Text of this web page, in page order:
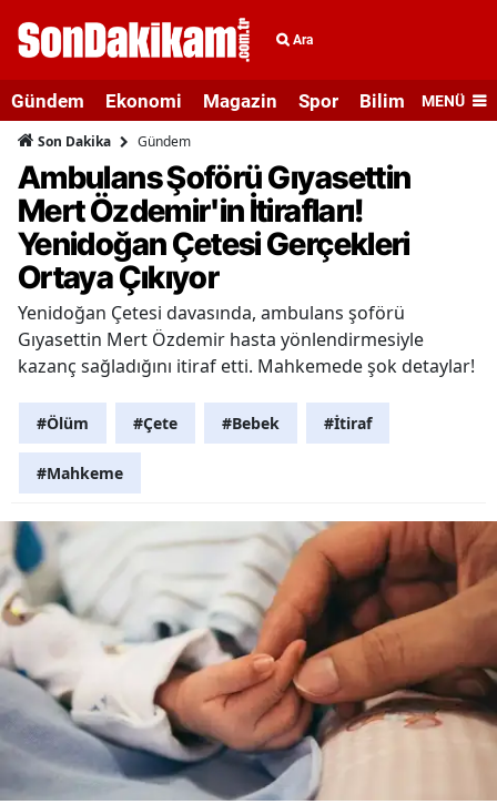
Ara
Gündem Ekonomi Magazin Spor Bilim veMENÜ
Son Dakika Gündem
Ambulans Şoförü Gıyasettin
Mert Özdemir'in İtirafları!
Yenidoğan Çetesi Gerçekleri
Ortaya Çıkıyor
Yenidoğan Çetesi davasında, ambulans şoförü
Gıyasettin Mert Özdemir hasta yönlendirmesiyle
kazanç sağladığını itiraf etti. Mahkemede şok detaylar!
#Ölüm #Çete #Bebek #İtiraf
#Mahkeme